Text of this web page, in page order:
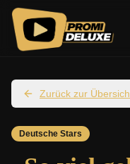
Zurück zur
Deutsche Stars